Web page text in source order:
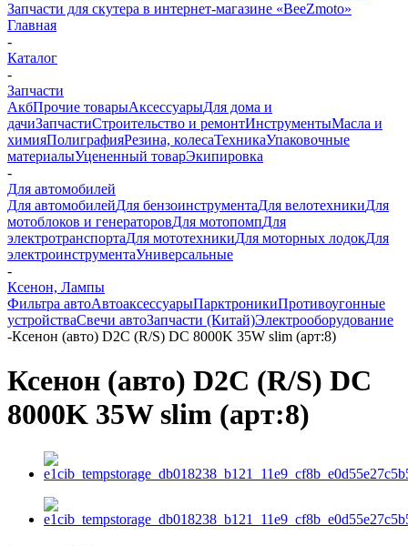
Запчасти для скутера в интернет-магазине «BeeZmoto»
Главная
-
Каталог
-
Запчасти
АкбПрочие товарыАксессуарыДля дома и
дачиЗапчастиСтроительство и ремонтИнструментыМасла и
химияПолиграфияРезина, колесаТехникаУпаковочные
материалыУцененный товарЭкипировка
-
Для автомобилей
Для автомобилейДля бензоинструментаДля велотехникиДля
мотоблоков и генераторовДля мотопомпДля
электротранспортаДля мототехникиДля моторных лодокДля
электроинструментаУниверсальные
-
Ксенон, Лампы
Фильтра автоАвтоаксессуарыПарктроникиПротивоугонные
устройстваСвечи автоЗапчасти (Китай)Электрооборудование
-Ксенон (авто) D2C (R/S) DC 8000K 35W slim (арт:8)
Ксенон (авто) D2C (R/S) DC
8000K 35W slim (арт:8)